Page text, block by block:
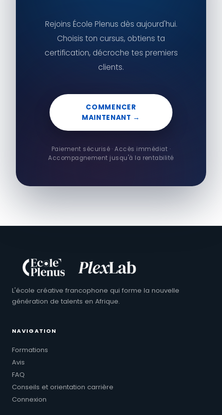
Rejoins École Plenus dès aujourd'hui.
Choisis ton cursus, obtiens ta
certification, décroche tes premiers
clients.
COMMENCER
MAINTENANT →
Paiement sécurisé · Accès immédiat ·
Accompagnement jusqu'à la rentabilité
L'école créative francophone qui forme la nouvelle
génération de talents en Afrique.
NAVIGATION
Formations
Avis
FAQ
Conseils et orientation carrière
Connexion